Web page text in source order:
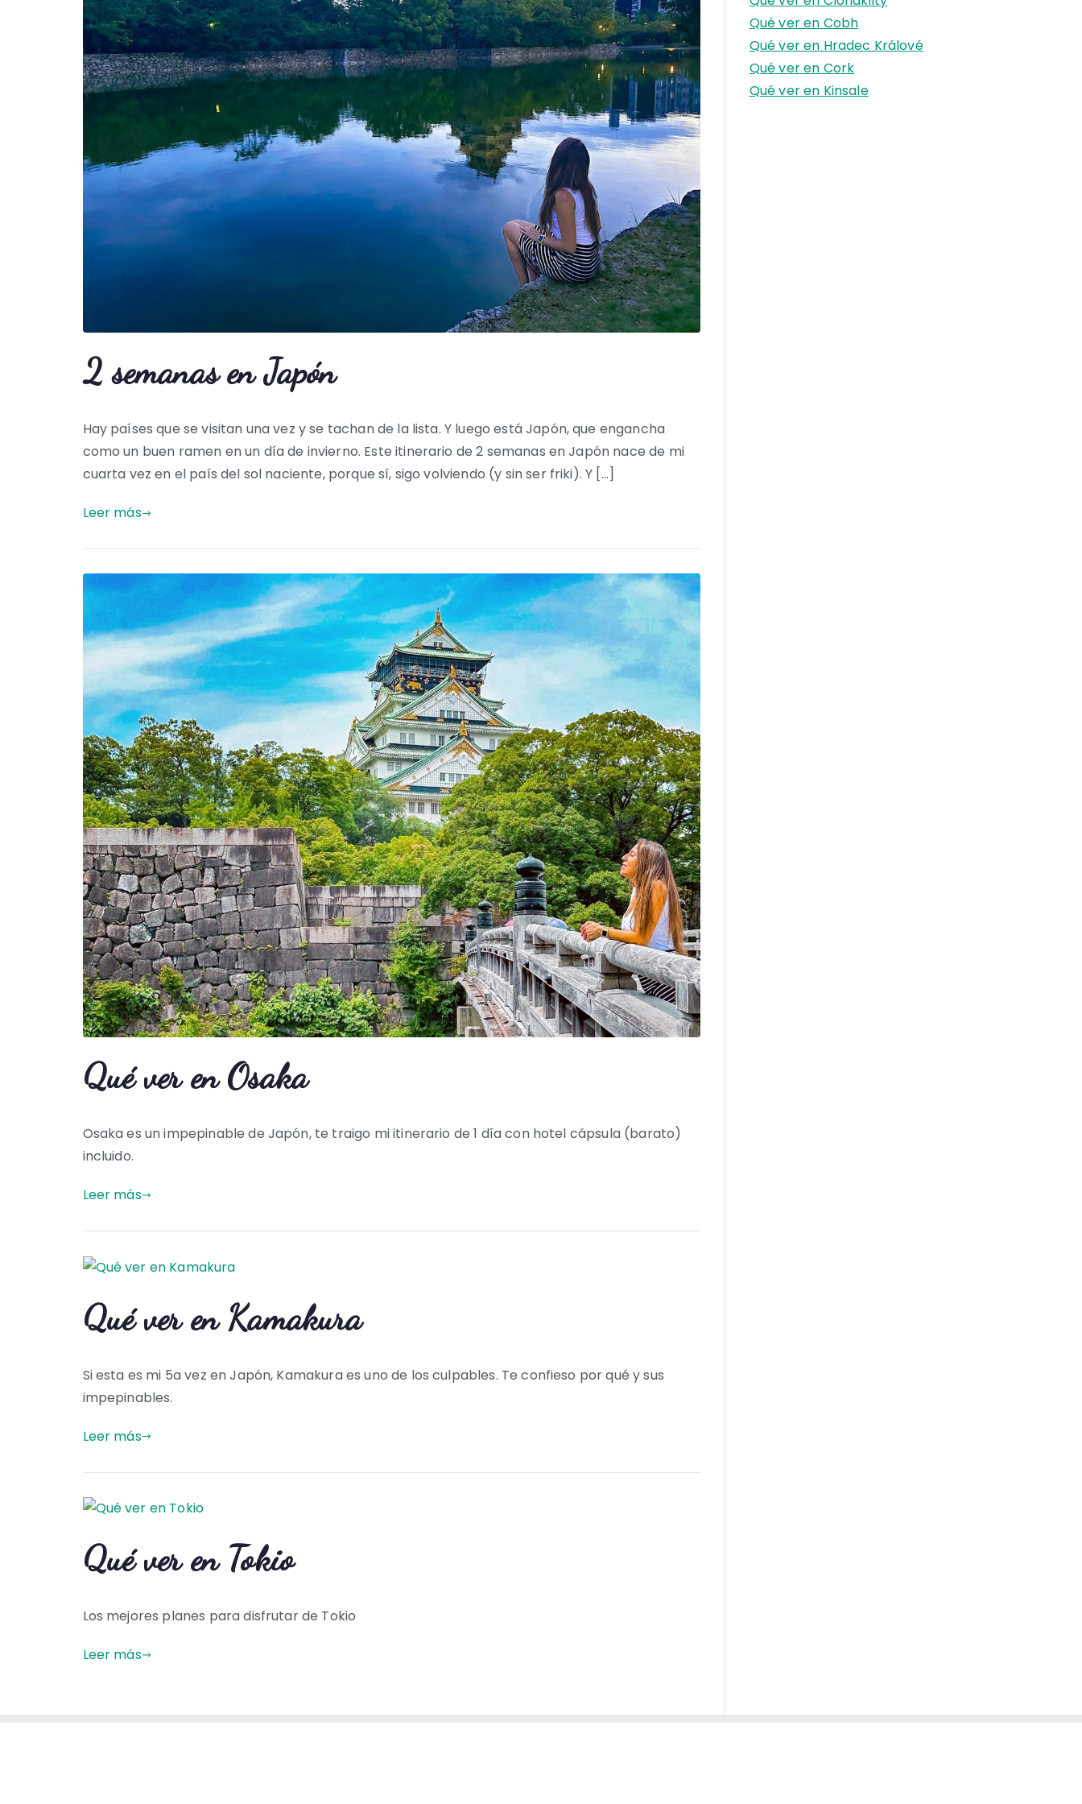
2 semanas en Japón
Hay países que se visitan una vez y se tachan de la lista. Y luego está Japón, que engancha
como un buen ramen en un día de invierno. Este itinerario de 2 semanas en Japón nace de mi
cuarta vez en el país del sol naciente, porque sí, sigo volviendo (y sin ser friki). Y […]
Leer más
Qué ver en Osaka
Osaka es un impepinable de Japón, te traigo mi itinerario de 1 día con hotel cápsula (barato)
incluido.
Leer más
Qué ver en Kamakura
Si esta es mi 5a vez en Japón, Kamakura es uno de los culpables. Te confieso por qué y sus
impepinables.
Leer más
Qué ver en Tokio
Los mejores planes para disfrutar de Tokio
Leer más
Qué ver en Cobh
Qué ver en Hradec Králové
Qué ver en Cork
Qué ver en Kinsale